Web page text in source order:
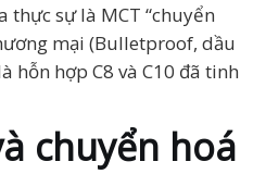
thực sự là MCT “chuyển
mại (Bulletproof, dầu
hỗn hợp C8 và C10 đã tinh
chuyển hoá